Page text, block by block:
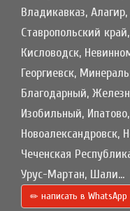
Владикавказ,
Ставропольский
Кисловодск,
Георгиевск,
Благодарный,
Изобильный,
Новоалександровск,
Чеченская
Урус-Мартан, Шали...
написать в WhatsApp